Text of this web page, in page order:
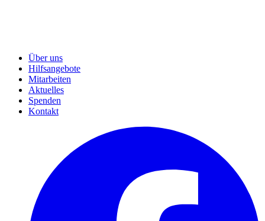
Über uns
Hilfsangebote
Mitarbeiten
Aktuelles
Spenden
Kontakt